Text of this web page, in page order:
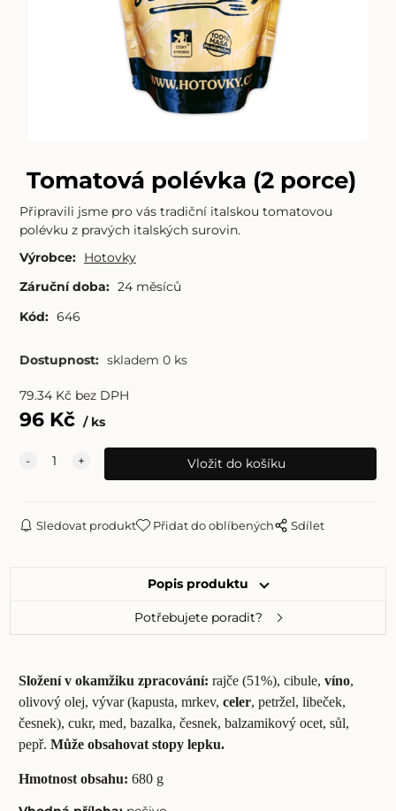
Tomatová polévka (2 porce)
Připravili jsme pro vás tradiční italskou tomatovou
polévku z pravých italských surovin.
Výrobce: Hotovky
Záruční doba: 24 měsíců
Kód: 646
Dostupnost: skladem 0 ks
79.34Kč bez DPH
96Kč ks
Sledovat produkt Přidat do oblíbených Sdílet
Popis produktu
Potřebujete poradit?
Složení v okamžiku zpracování: rajče (51%), cibule,víno,
olivový olej, vývar (kapusta, mrkev,celer, petržel, libeček,
česnek), cukr, med, bazalka, česnek, balzamikový ocet, sůl,
pepř.Může obsahovat stopy lepku.
Hmotnost obsahu:680 g